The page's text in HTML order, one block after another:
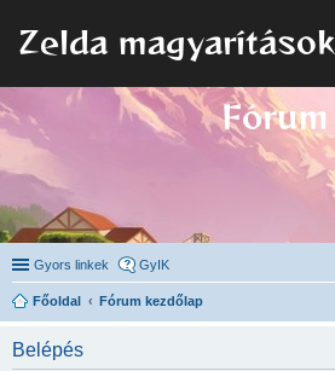
Zelda magyarítások
Fórum
Gyors linkek GyIK
Főoldal
Fórum kezdőlap
Belépés